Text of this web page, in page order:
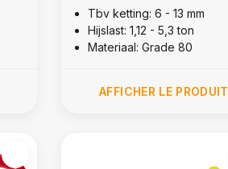
Tbv ketting: 6 - 13 mm
Hijslast: 1,12 - 5,3 ton
Materiaal: Grade 80
AFFICHER LE PRODUIT